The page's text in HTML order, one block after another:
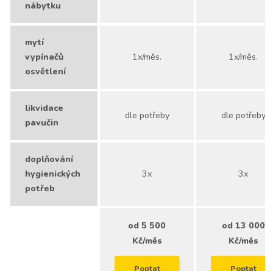
nábytku
mytí
vypínačů
osvětlení
1x/měs. 1x/měs.
likvidace
pavučin
dle potřeby dle potřeby
doplňování
hygienických
potřeb
3x 3x
od 5 500
Kč/měs
Poptat
od 13 000
Kč/měs
Poptat